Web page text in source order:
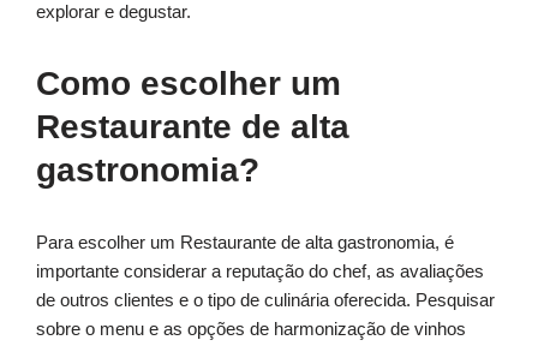
explorar e degustar.
Como escolher um
Restaurante de alta
gastronomia?
Para escolher um Restaurante de alta gastronomia, é
importante considerar a reputação do chef, as avaliações
de outros clientes e o tipo de culinária oferecida. Pesquisar
sobre o menu e as opções de harmonização de vinhos